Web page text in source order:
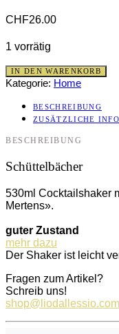
CHF26.00
1 vorrätig
Shaker
Menge
IN DEN WARENKORB
Kategorie: Home
BESCHREIBUNG
ZUSÄTZLICHE
BESCHREIBUNG
Schüttelbächer
530ml Cocktailshaker
Mertens».
guter Zustand
mehr dazu
Der Shaker ist leicht
Fragen zum Artikel?
Schreib uns!
shop@liodallessio.com